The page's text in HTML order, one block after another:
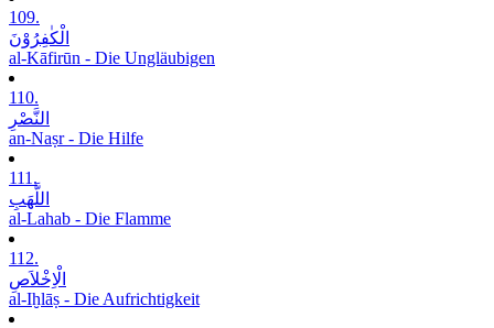
109.
الْکٰفِرُوْنَ
al-Kāfirūn - Die Ungläubigen
110.
النَّصْرِ
an-Naṣr - Die Hilfe
111.
اللَّھَبِ
al-Lahab - Die Flamme
112.
الْاِخْلاَصِ
al-Iḫlāṣ - Die Aufrichtigkeit